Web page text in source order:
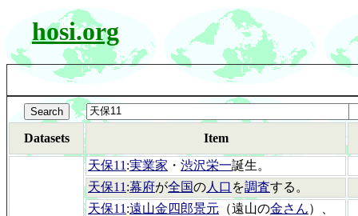
hosi.org
Datasets Item
天保11 :実業家 ・ 渋沢栄一誕生。
天保11 :幕府が全国の人口 を調査する。
天保11 :遠山金四郎景元 （遠山の金さん）、